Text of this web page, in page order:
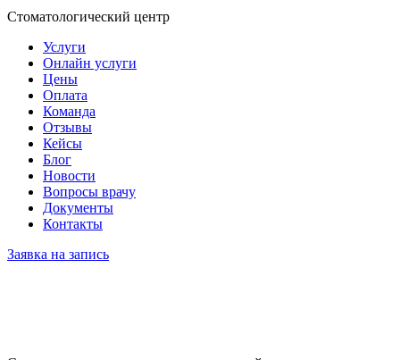
Стоматологический центр
Услуги
Онлайн услуги
Цены
Оплата
Команда
Отзывы
Кейсы
Блог
Новости
Вопросы врачу
Документы
Контакты
Заявка на запись